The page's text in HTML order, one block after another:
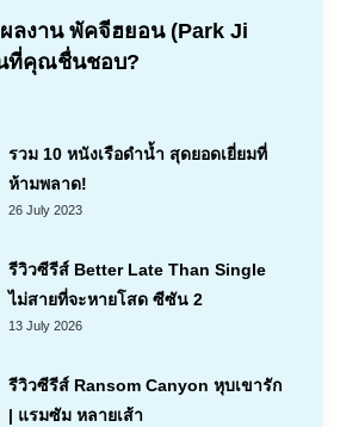
ลงาน พัคจีฮยอน (Park Ji
นที่คุณชื่นชอบ?
รวม 10 หนังเรือดำน้ำ สุดยอดเยี่ยมที่
ห้ามพลาด!
26 July 2023
รีวิวซีรีส์ Better Late Than Single
ไม่สายที่จะหายโสด ซีซัน 2
13 July 2026
รีวิวซีรีส์ Ransom Canyon หุบเขารัก
| แรมซัม หลายเส้า